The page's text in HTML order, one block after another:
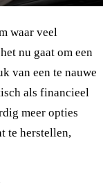
waar veel
nu gaat om een
van een te nauwe
als financieel
meer opties
te herstellen,